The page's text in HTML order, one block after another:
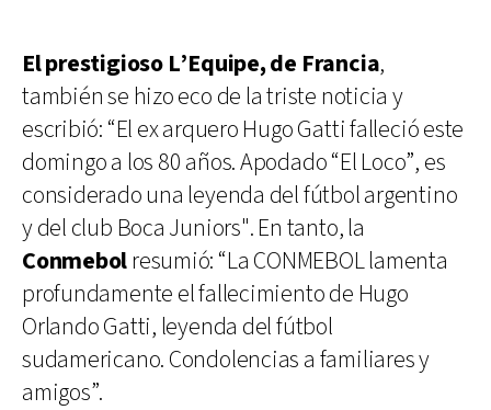
El prestigioso L’Equipe, de Francia,
también se hizo eco de la triste noticia y
escribió: “El ex arquero Hugo Gatti falleció este
domingo a los 80 años. Apodado “El Loco”, es
considerado una leyenda del fútbol argentino
y del club Boca Juniors". En tanto, la
Conmebolresumió: “La CONMEBOL lamenta
profundamente el fallecimiento de Hugo
Orlando Gatti, leyenda del fútbol
sudamericano. Condolencias a familiares y
amigos”.